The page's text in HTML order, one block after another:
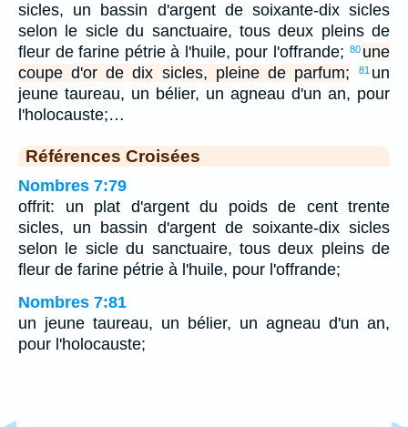
sicles, un bassin d'argent de soixante-dix sicles
selon le sicle du sanctuaire, tous deux pleins de
fleur de farine pétrie à l'huile, pour l'offrande; 80 une
coupe d'or de dix sicles, pleine de parfum;
81 un
jeune taureau, un bélier, un agneau d'un an, pour
l'holocauste;…
Références Croisées
Nombres 7:79
offrit: un plat d'argent du poids de cent trente
sicles, un bassin d'argent de soixante-dix sicles
selon le sicle du sanctuaire, tous deux pleins de
fleur de farine pétrie à l'huile, pour l'offrande;
Nombres 7:81
un jeune taureau, un bélier, un agneau d'un an,
pour l'holocauste;